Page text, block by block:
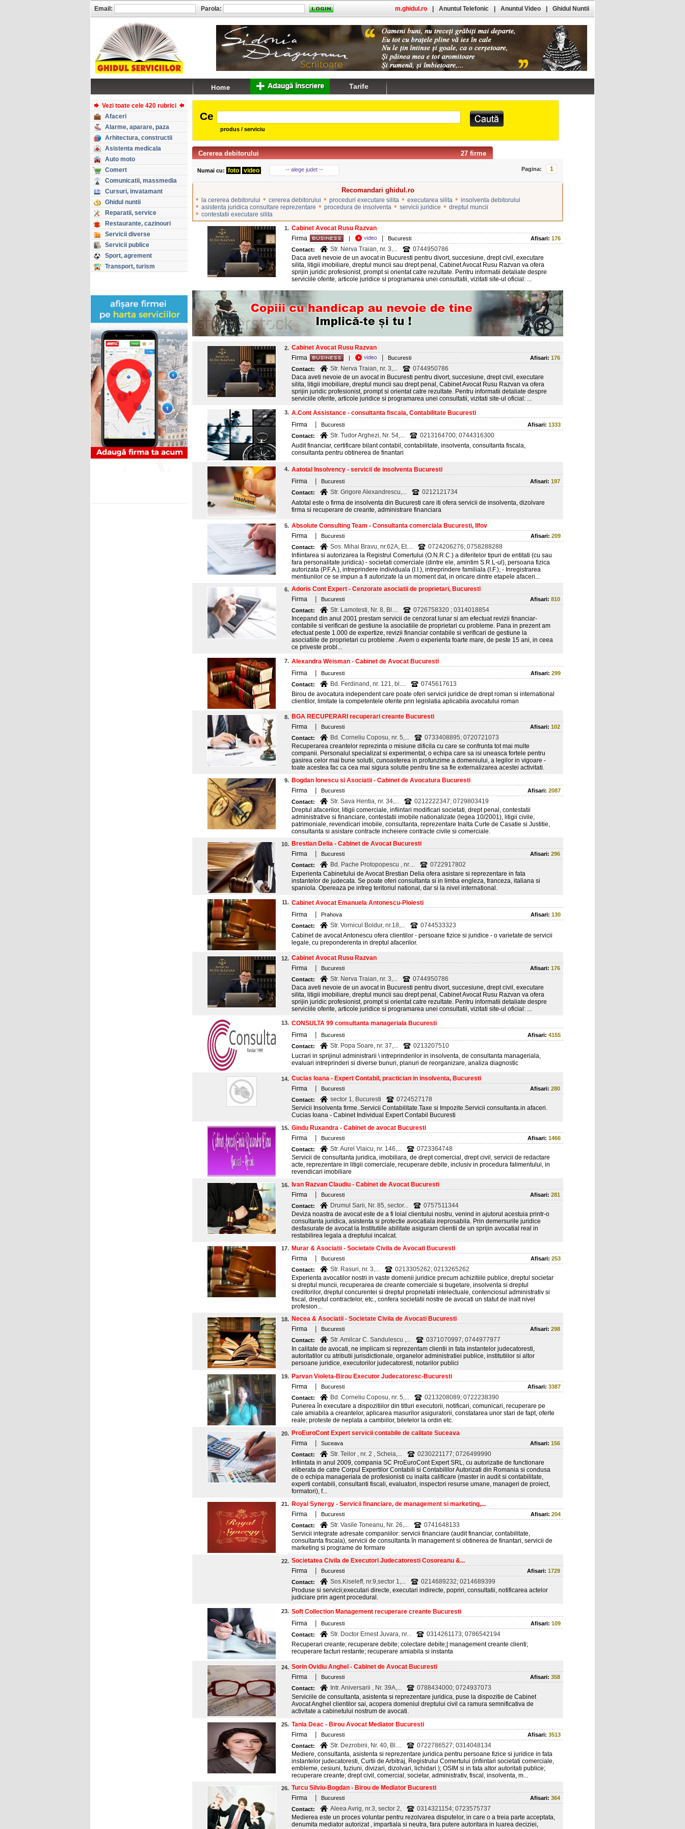
Vezi toate cele 420 rubrici
Afaceri
Alarme, aparare, paza
Arhitectura, constructii
Asistenta medicala
Auto moto
Comert
Comunicatii, massmedia
Cursuri, invatamant
Ghidul nuntii
Reparatii, service
Restaurante, cazinouri
Servicii diverse
Servicii publice
Sport, agrement
Transport, turism
Ce
produs / serviciu
27 firme
Cererea debitorului
Numai cu: foto video -- alege judet -- Pagina: 1
Recomandari ghidul.ro
• la cererea debitorului • cererea debitorului • proceduri executare silita • executarea silita • insolventa debitorului
• asistenta juridica consultare reprezentare • procedura de insolventa • servicii juridice • dreptul muncii
• contestatii executare silita
1. Cabinet Avocat Rusu Razvan
Firma
| Bucuresti Afisari: 176
Contact:
Str. Nerva Traian, nr. 3,...
0744950786
Daca aveti nevoie de un avocat in Bucuresti pentru divort, succesiune, drept civil, executare
silita, litigii imobiliare, dreptul muncii sau drept penal, Cabinet Avocat Rusu Razvan va ofera
sprijin juridic profesionist, prompt si orientat catre rezultate. Pentru informatii detaliate despre
serviciile oferite, articole juridice si programarea unei consultatii, vizitati site-ul oficial: ...
2. Cabinet Avocat Rusu Razvan
Firma
| Bucuresti Afisari: 176
Contact:
Str. Nerva Traian, nr. 3,...
0744950786
Daca aveti nevoie de un avocat in Bucuresti pentru divort, succesiune, drept civil, executare
silita, litigii imobiliare, dreptul muncii sau drept penal, Cabinet Avocat Rusu Razvan va ofera
sprijin juridic profesionist, prompt si orientat catre rezultate. Pentru informatii detaliate despre
serviciile oferite, articole juridice si programarea unei consultatii, vizitati site-ul oficial: ...
3. A.Cont Assistance - consultanta fiscala, Contabilitate Bucuresti
Firma
Bucuresti Afisari: 1333
Contact:
Str. Tudor Arghezi, Nr. 54,...
0213164700; 0744316300
Audit financiar, certificare bilant contabil, contabilitate, insolventa, consultanta fiscala,
consultanta pentru obtinerea de finantari
4. Aatotal Insolvency - servicii de insolventa Bucuresti
Firma
Bucuresti Afisari: 197
Contact:
Str. Grigore Alexandrescu,...
0212121734
Aatotal este o firma de insolventa din Bucuresti care iti ofera servicii de insolventa, dizolvare
firma si recuperare de creante, administrare financiara
5. Absolute Consulting Team - Consultanta comerciala Bucuresti, Ilfov
Firma
Bucuresti Afisari: 209
Contact:
Sos. Mihai Bravu, nr.62A, Et....
0724206276; 0758288288
Infiintarea si autorizarea la Registrul Comertului (O.N.R.C.) a diferitelor tipuri de entitati (cu sau
fara personalitate juridica) - societati comerciale (dintre ele, amintim S.R.L-ul), persoana fizica
autorizata (P.F.A.), intreprindere individuala (I.I.), intreprindere familiala (I.F.); - Inregistrarea
mentiunilor ce se impun a fi autorizate la un moment dat, in oricare dintre etapele afaceri...
6. Adoris Cont Expert - Cenzorate asociatii de proprietari, Bucuresti
Firma
Bucuresti Afisari: 810
Contact:
Str. Lamotesti, Nr. 8, Bl....
0726758320 ; 0314018854
Incepand din anul 2001 prestam servicii de cenzorat lunar si am efectuat revizii financiar-
contabile si verificari de gestiune la asociatiile de proprietari cu probleme. Pana in prezent am
efectuat peste 1.000 de expertize, revizii financiar contabile si verificari de gestiune la
asociatiile de proprietari cu probleme . Avem o experienta foarte mare, de peste 15 ani, in ceea
ce priveste probl...
7. Alexandra Weisman - Cabinet de Avocat Bucuresti
Firma
Bucuresti Afisari: 299
Contact:
Bd. Ferdinand, nr. 121, bl....
0745617613
Birou de avocatura independent care poate oferi servicii juridice de drept roman si international
clientilor, limitate la competentele oferite prin legislatia aplicabila avocatului roman
8. BGA RECUPERARI recuperari creante Bucuresti
Firma
Bucuresti Afisari: 102
Contact:
Bd. Corneliu Coposu, nr. 5,...
0733408895; 0720721073
Recuperarea creantelor reprezinta o misiune dificila cu care se confrunta tot mai multe
companii. Personalul specializat si experimentat, o echipa care sa isi uneasca fortele pentru
gasirea celor mai bune solutii, cunoasterea in profunzime a domeniului, a legilor in vigoare -
toate acestea fac ca cea mai sigura solutie pentru tine sa fie externalizarea acestei activitati.
9. Bogdan Ionescu si Asociatii - Cabinet de Avocatura Bucuresti
Firma
Bucuresti Afisari: 2087
Contact:
Str. Sava Hentia, nr. 34,...
0212222347; 0729803419
Dreptul afacerilor, litigii comerciale, infiintari modificari societati, drept penal, contestatii
administrative si financiare, contestatii imobile nationalizate (legea 10/2001), litigii civile,
patrimoniale, revendicari imobile, consultanta, reprezentare Inalta Curte de Casatie si Justitie,
consultanta si asistare contracte incheiere contracte civile si comerciale.
10. Brestian Delia - Cabinet de Avocat Bucuresti
Firma
Bucuresti Afisari: 296
Contact:
Bd. Pache Protopopescu , nr....
0722917802
Experienta Cabinetului de Avocat Brestian Delia ofera asistare si reprezentare in fata
instantelor de judecata. Se poate oferi consultanta si in limba engleza, franceza, italiana si
spaniola. Opereaza pe intreg teritoriul national, dar si la nivel international.
11. Cabinet Avocat Emanuela Antonescu-Ploiesti
Firma
Prahova Afisari: 130
Contact:
Str. Vornicul Boldur, nr.18,...
0744533323
Cabinet de avocat Antonescu ofera clientilor - persoane fizice si juridice - o varietate de servicii
legale, cu preponderenta in dreptul afacerilor.
12. Cabinet Avocat Rusu Razvan
Firma
Bucuresti Afisari: 176
Contact:
Str. Nerva Traian, nr. 3,...
0744950786
Daca aveti nevoie de un avocat in Bucuresti pentru divort, succesiune, drept civil, executare
silita, litigii imobiliare, dreptul muncii sau drept penal, Cabinet Avocat Rusu Razvan va ofera
sprijin juridic profesionist, prompt si orientat catre rezultate. Pentru informatii detaliate despre
serviciile oferite, articole juridice si programarea unei consultatii, vizitati site-ul oficial: ...
13. CONSULTA 99 consultanta manageriala Bucuresti
Firma
Bucuresti Afisari: 4155
Contact:
Str. Popa Soare, nr. 37,...
0213207510
Lucrari in sprijinul administrarii \ intreprinderilor in insolventa, de consultanta manageriala,
evaluari intreprinderi si diverse bunuri, planuri de reorganizare, analiza diagnostic
14. Cucias Ioana - Expert Contabil, practician in insolventa, Bucuresti
Firma
Bucuresti Afisari: 280
Contact:
sector 1, Bucuresti
0724527178
Servicii Insolventa firme..Servicii Contabilitate.Taxe si Impozite.Servicii consultanta.in afaceri.
Cucias Ioana - Cabinet Individual Expert Contabil Bucuresti
15. Gindu Ruxandra - Cabinet de avocat Bucuresti
Firma
Bucuresti Afisari: 1466
Contact:
Str. Aurel Vlaicu, nr. 146,...
0723364748
Servicii de consultanta juridica, imobiliara, de drept comercial, drept civil, servicii de redactare
acte, reprezentare in litigii comerciale, recuperare debite, inclusiv in procedura falimentului, in
revendicari imobiliare
16.
Ivan Razvan Claudiu - Cabinet de Avocat Bucuresti
Firma
Bucuresti Afisari: 281
Contact:
Drumul Sarii, Nr. 85, sector...
0757511344
Deviza noastra de avocat este de a fi loial clientului nostru, venind in ajutorul acestuia printr-o
consultanta juridica, asistenta si protectie avocatiala ireprosabila. Prin demersurile juridice
desfasurate de avocat la Institutiile abilitate asiguram clientii de un sprijin avocatial real in
restabilirea legala a dreptului incalcat.
17. Murar & Asociatii - Societate Civila de Avocati Bucuresti
Firma
Bucuresti Afisari: 253
Contact:
Str. Rasuri, nr. 3,...
0213305262; 0213265262
Experienta avocatilor nostri in vaste domenii juridice precum achizitiile publice, dreptul societar
si dreptul muncii, recuperarea de creante comerciale si bugetare, insolventa si dreptul
creditorilor, dreptul concurentei si dreptul proprietatii intelectuale, contenciosul administrativ si
fiscal, dreptul contractelor, etc., confera societatii nostre de avocati un statut de inalt nivel
profesion...
18. Necea & Asociatii - Societate Civila de Avocati Bucuresti
Firma
Bucuresti Afisari: 298
Contact:
Str. Amilcar C. Sandulescu ,...
0371070997; 0744977977
In calitate de avocati, ne implicam si reprezentam clientii in fata instantelor judecatoresti,
autoritatilor cu atributii jurisdictionale, organelor administratiei publice, institutiilor si altor
persoane juridice, executorilor judecatoresti, notarilor publici
19. Parvan Violeta-Birou Executor Judecatoresc-Bucuresti
Firma
Bucuresti Afisari: 3387
Contact:
Bd. Corneliu Coposu, nr. 5,...
0213208089; 0722238390
Punerea în executare a dispozitiilor din titluri executorii, notificari, comunicari, recuperare pe
cale amiabila a creantelor, aplicarea masurilor asiguratorii, constatarea unor stari de fapt, oferte
reale; proteste de neplata a cambiilor, biletelor la ordin etc.
20. ProEuroCont Expert servicii contabile de calitate Suceava
Firma
Suceava Afisari: 156
Contact:
Str. Teilor , nr. 2 , Scheia,...
0230221177; 0726499990
Infiintata in anul 2009, compania SC ProEuroCont Expert SRL, cu autorizatie de functionare
eliberata de catre Corpul Expertilor Contabili si Contabililor Autorizati din Romania si condusa
de o echipa manageriala de profesionisti cu inalta calificare (master in audit si contabilitate,
experti contabili, consultanti fiscali, evaluatori, inspectori resurse umane, manageri de proiect,
formatori), f...
21. Royal Synergy - Servicii financiare, de management si marketing,...
Firma
Bucuresti Afisari: 204
Contact:
Str. Vasile Toneanu, Nr. 26,...
0741648133
Servicii integrate adresate companiilor: servicii financiare (audit financiar, contabilitate,
consultanta fiscala), servicii de consultanta în management si obtinerea de finantari, servicii de
marketing si programe de formare
22. Societatea Civila de Executori Judecatoresti Cosoreanu &...
Firma
Bucuresti Afisari: 1729
Contact:
Sos.Kiseleff, nr.9,sector 1,...
0214689232; 0214689399
Produse si servicii;executari directe, executari indirecte, popriri, consultatii, notificarea actelor
judiciare prin agent procedural.
23. Soft Collection Management recuperare creante Bucuresti
Firma
Bucuresti Afisari: 109
Contact:
Str. Doctor Ernest Juvara, nr...
0314261173; 0786542194
Recuperari creante; recuperare debite; colectare debite;| management creante clienti;
recuperare facturi restante; recuperare amiabila si instanta
24. Sorin Ovidiu Anghel - Cabinet de Avocat Bucuresti
Firma
Bucuresti Afisari: 358
Contact:
Intr. Aniversarii , Nr. 39A,...
0788434000; 0724937073
Serviciile de consultanta, asistenta si reprezentare juridica, puse la dispozitie de Cabinet
Avocat Anghel clientilor sai, acopera domeniul dreptului civil ca ramura semnificativa de
activitate a cabinetului nostrum de avocati.
25. Tania Deac - Birou Avocat Mediator Bucuresti
Firma
Bucuresti Afisari: 3513
Contact:
Str. Dezrobirii, Nr. 40, Bl....
0722786527; 0314048134
Mediere, consultanta, asistenta si reprezentare juridica pentru persoane fizice si juridice in fata
instantelor judecatoresti, Curtii de Arbitraj, Registrului Comertului (infiintari societati comerciale,
embleme, cesiuni, fuziuni, divizari, dizolvari, lichidari ); OSIM si in fata altor autoritati publice;
recuperare creante; drept civil, comercial, societar, administrativ, fiscal, insolventa, m...
26. Turcu Silviu-Bogdan - Birou de Mediator Bucuresti
Firma
Bucuresti Afisari: 364
Contact:
Aleea Avrig, nr.3, sector 2,
0314321154; 0723575737
Medierea este un proces voluntar pentru rezolvarea disputelor, in care o a treia parte acceptata,
denumita mediator autorizat , impartiala si neutra, fara putere autoritara in luarea deciziei,
Email: Parola: m.ghidul.ro Anuntul Telefonic Anuntul Video Ghidul Nuntii
Tarife